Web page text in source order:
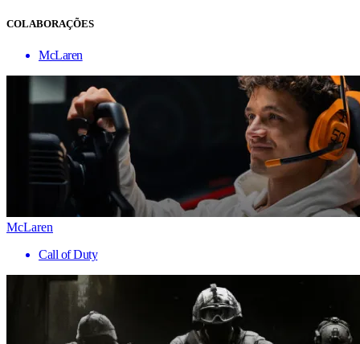
COLABORAÇÕES
McLaren
McLaren
Call of Duty